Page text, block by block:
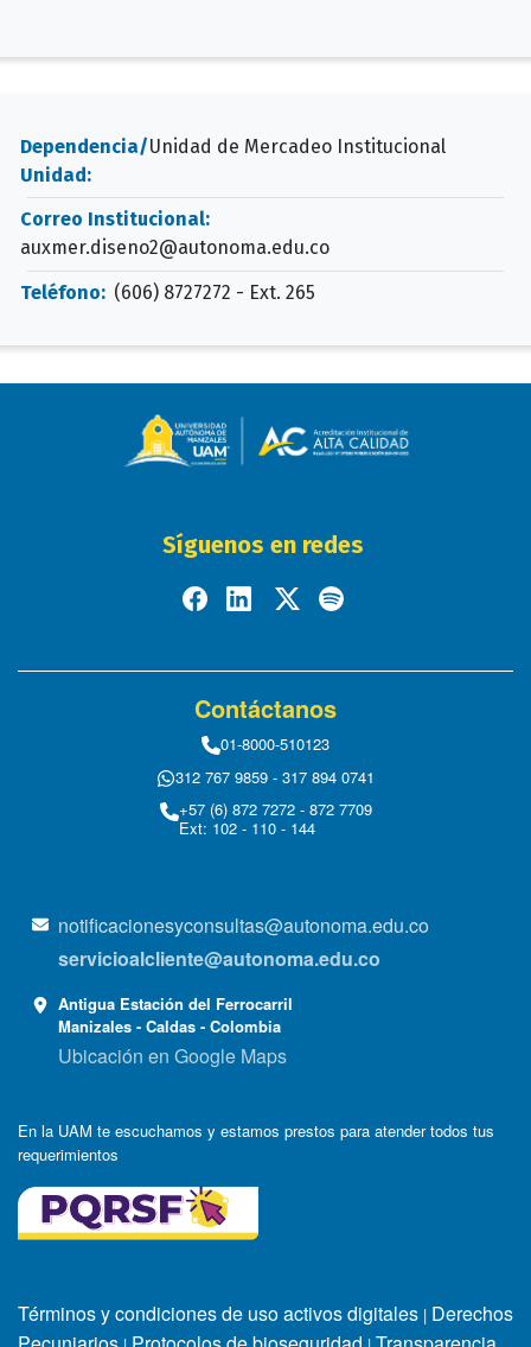
Dependencia/
Unidad:
Unidad de Mercadeo Institucional
Correo Institucional:
auxmer.diseno2@autonoma.edu.co
Teléfono: (606) 8727272 - Ext. 265
Síguenos en redes
Contáctanos
01-8000-510123
312 767 9859 - 317 894 0741
+57 (6) 872 7272 - 872 7709
Ext: 102 - 110 - 144
notificacionesyconsultas@autonoma.edu.co
servicioalcliente@autonoma.edu.co
Antigua Estación del Ferrocarril
Manizales - Caldas - Colombia
Ubicación en Google Maps
En la UAM te escuchamos y estamos prestos para atender todos tus
requerimientos
Términos y condiciones de uso activos digitales | Derechos